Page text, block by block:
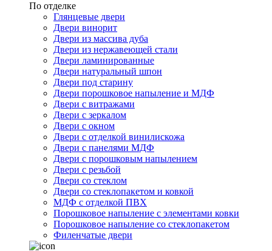
По отделке
Глянцевые двери
Двери винорит
Двери из массива дуба
Двери из нержавеющей стали
Двери ламинированные
Двери натуральный шпон
Двери под старину
Двери порошковое напыление и МДФ
Двери с витражами
Двери с зеркалом
Двери с окном
Двери с отделкой винилискожа
Двери с панелями МДФ
Двери с порошковым напылением
Двери с резьбой
Двери со стеклом
Двери со стеклопакетом и ковкой
МДФ с отделкой ПВХ
Порошковое напыление с элементами ковки
Порошковое напыление со стеклопакетом
Филенчатые двери